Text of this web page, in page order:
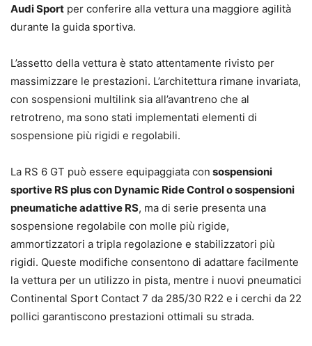
Audi Sport per conferire alla vettura una maggiore agilità
durante la guida sportiva.
L’assetto della vettura è stato attentamente rivisto per
massimizzare le prestazioni. L’architettura rimane invariata,
con sospensioni multilink sia all’avantreno che al
retrotreno, ma sono stati implementati elementi di
sospensione più rigidi e regolabili.
La RS 6 GT può essere equipaggiata con sospensioni
sportive RS plus con Dynamic Ride Control o sospensioni
pneumatiche adattive RS, ma di serie presenta una
sospensione regolabile con molle più rigide,
ammortizzatori a tripla regolazione e stabilizzatori più
rigidi. Queste modifiche consentono di adattare facilmente
la vettura per un utilizzo in pista, mentre i nuovi pneumatici
Continental Sport Contact 7 da 285/30 R22 e i cerchi da 22
pollici garantiscono prestazioni ottimali su strada.